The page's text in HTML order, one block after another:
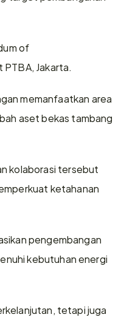
of
Jakarta.
memanfaatkan area
aset bekas tambang
kolaborasi tersebut
ketahanan
pengembangan
kebutuhan energi
tetapi juga